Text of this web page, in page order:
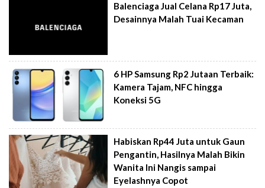
Balenciaga Jual Celana Rp17 Juta,
Desainnya Malah Tuai Kecaman
6 HP Samsung Rp2 Jutaan Terbaik:
Kamera Tajam, NFC hingga
Koneksi 5G
Habiskan Rp44 Juta untuk Gaun
Pengantin, Hasilnya Malah Bikin
Wanita Ini Nangis sampai
Eyelashnya Copot